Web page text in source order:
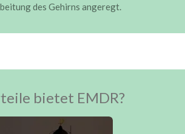
des Gehirns angeregt.
bietet EMDR?